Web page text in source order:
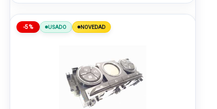
-5% USADO NOVEDAD